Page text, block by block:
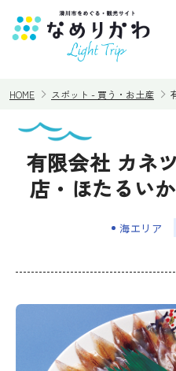
見る
イベント情報
レンタサイクル
HOME スポット - 買う・お土産
有限会社 カネ
店・ほたるい
海エリア